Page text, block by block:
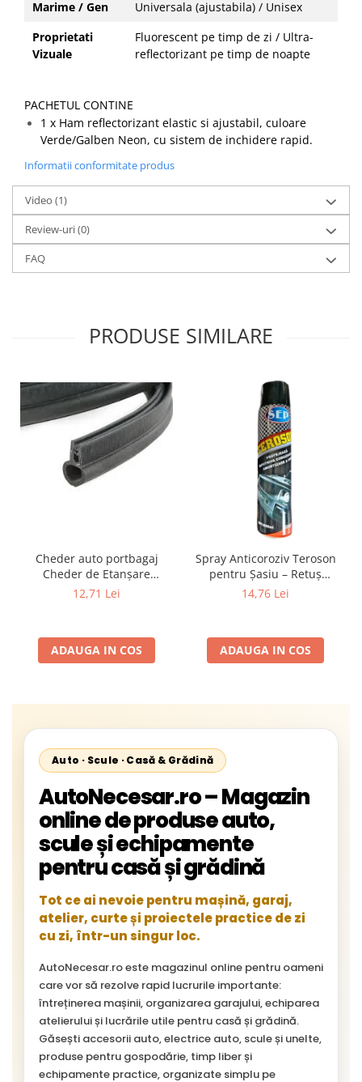
Marime / Gen
Universala (ajustabila) / Unisex
Proprietati
Vizuale
Fluorescent pe timp de zi / Ultra-
reflectorizant pe timp de noapte
PACHETUL CONTINE
1 x Ham reflectorizant elastic si ajustabil, culoare
Verde/Galben Neon, cu sistem de inchidere rapid.
Informatii conformitate produs
Video (1)
Review-uri(0)
FAQ
PRODUSE SIMILARE
Cheder auto portbagaj
Cheder de Etanșare
Profesional din Cauciuc -
Aplicații Vânzare la Metru
Liniar
12,71 Lei
ADAUGA IN COS
Spray Anticoroziv Teroson
pentru Șasiu – Retuș
Defecte, Revopsibil Durabil
14,76 Lei
ADAUGA IN COS
Auto · Scule · Casă & Grădină
AutoNecesar.ro – Magazin
online de produse auto,
scule și echipamente
pentru casă și grădină
Tot ce ai nevoie pentru mașină, garaj,
atelier, curte și proiectele practice de zi
cu zi, într-un singur loc.
AutoNecesar.ro este magazinul online pentru oameni
care vor să rezolve rapid lucrurile importante:
întreținerea mașinii, organizarea garajului, echiparea
atelierului și lucrările utile pentru casă și grădină.
Găsești accesorii auto, electrice auto, scule și unelte,
produse pentru gospodărie, timp liber și
echipamente practice, organizate simplu pe